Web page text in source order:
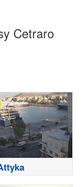
Cetraro